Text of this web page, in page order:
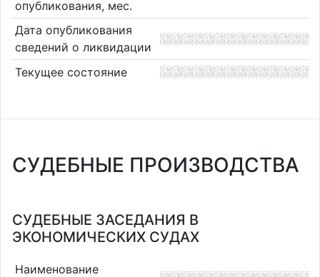
опубликования, мес.
Дата опубликования
сведений о ликвидации
Текущее состояние
СУДЕБНЫЕ ПРОИЗВОДСТВА
СУДЕБНЫЕ ЗАСЕДАНИЯ В
ЭКОНОМИЧЕСКИХ СУДАХ
Наименование